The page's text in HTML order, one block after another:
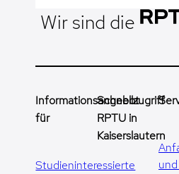
Wir sind die
Informationsangebot
für
Studieninteressierte
Schnellzugriff
RPTU in
Kaiserslautern